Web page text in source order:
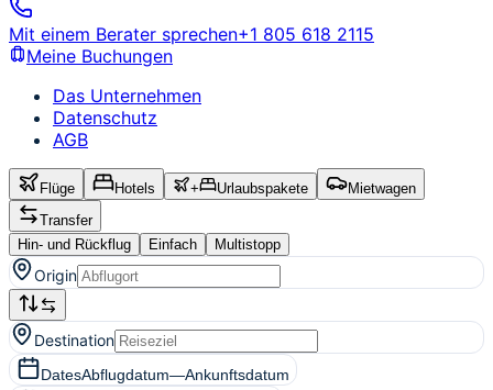
Mit einem Berater sprechen+1 805 618 2115
Meine Buchungen
Das Unternehmen
Datenschutz
AGB
Flüge Hotels + Urlaubspakete
Mietwagen
Transfer
Hin- und Rückflug
Einfach Multistopp
Origin
Destination
DatesAbflugdatum—Ankunftsdatum